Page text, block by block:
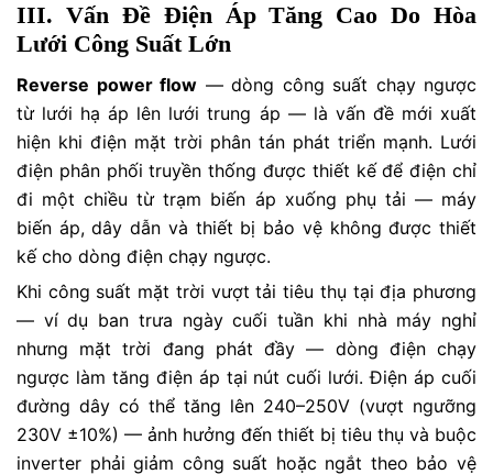
III. Vấn Đề Điện Áp Tăng Cao Do Hòa
Lưới Công Suất Lớn
Reverse power flow — dòng công suất chạy ngược
từ lưới hạ áp lên lưới trung áp — là vấn đề mới xuất
hiện khi điện mặt trời phân tán phát triển mạnh. Lưới
điện phân phối truyền thống được thiết kế để điện chỉ
đi một chiều từ trạm biến áp xuống phụ tải — máy
biến áp, dây dẫn và thiết bị bảo vệ không được thiết
kế cho dòng điện chạy ngược.
Khi công suất mặt trời vượt tải tiêu thụ tại địa phương
— ví dụ ban trưa ngày cuối tuần khi nhà máy nghỉ
nhưng mặt trời đang phát đầy — dòng điện chạy
ngược làm tăng điện áp tại nút cuối lưới. Điện áp cuối
đường dây có thể tăng lên 240–250V (vượt ngưỡng
230V ±10%) — ảnh hưởng đến thiết bị tiêu thụ và buộc
inverter phải giảm công suất hoặc ngắt theo bảo vệ